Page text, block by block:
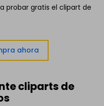
probar gratis el clipart de
ahora
cliparts de